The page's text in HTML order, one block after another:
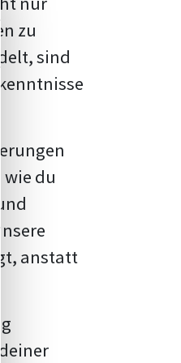
zu
sind
du
anstatt